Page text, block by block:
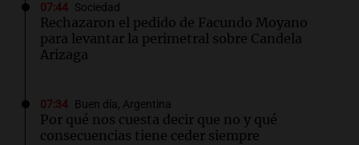
07:44 Sociedad
Rechazaron el pedido de Facundo Moyano
para levantar la perimetral sobre Candela
Arizaga
07:34 Buen día, Argentina
Por qué nos cuesta decir que no y qué
consecuencias tiene ceder siempre